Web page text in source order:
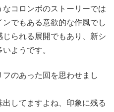
コロンボのストーリーでは
でもある意欲的な作風でし
られる展開でもあり、新シ
ようです。
のあった回を思わせまし
してますよね、印象に残る